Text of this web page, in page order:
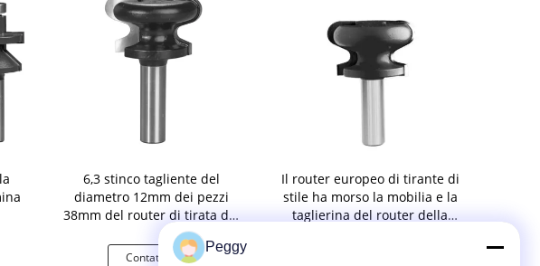
6,3 stinco tagliente del
diametro 12mm dei pezzi
38mm del router di tirata del
dito del raggio
Contattaci
Il router europeo di tirante di
stile ha morso la mobilia e la
taglierina del router della
Peggy